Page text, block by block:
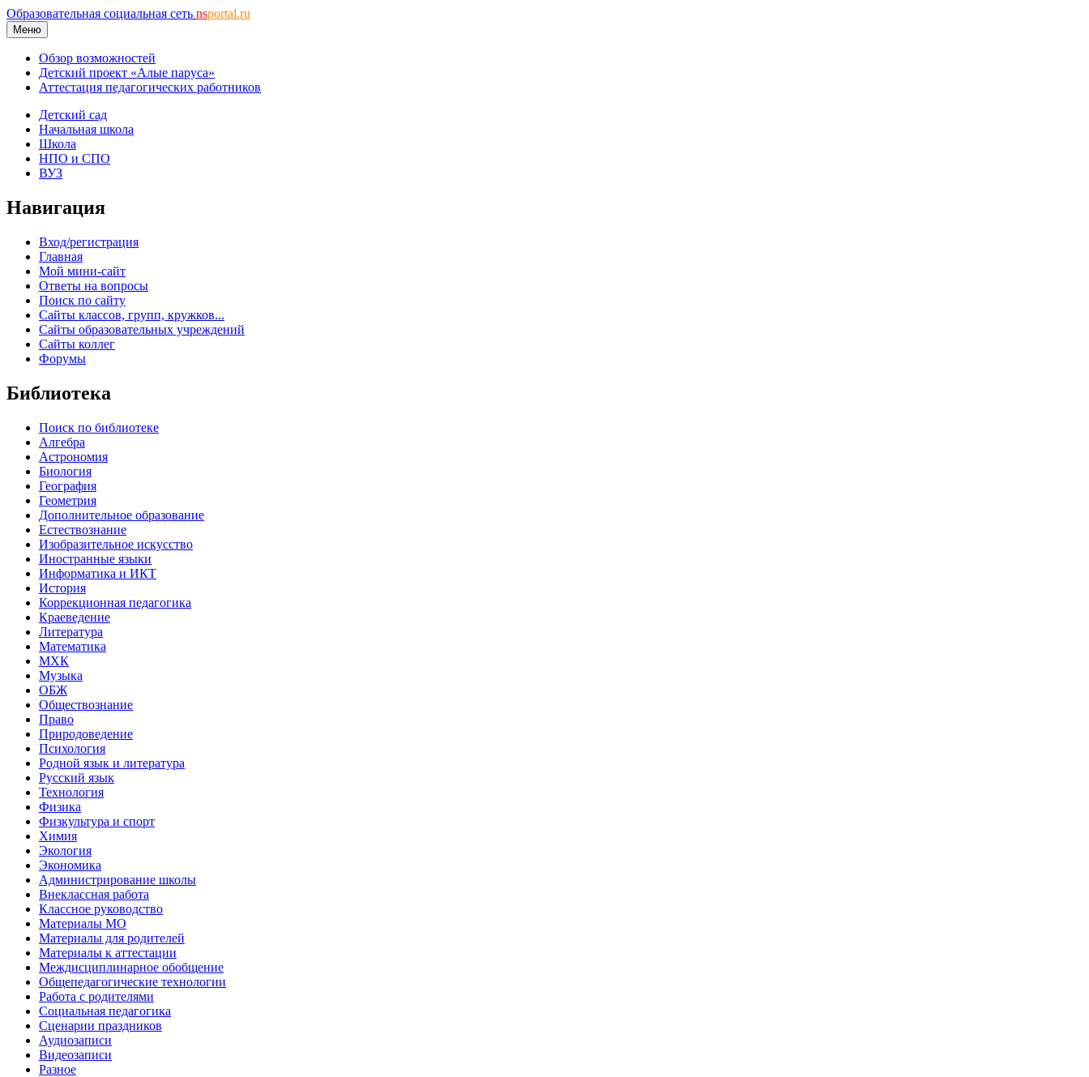
Образовательная социальная сеть nsportal.ru
Меню
Обзор возможностей
Детский проект «Алые паруса»
Аттестация педагогических работников
Детский сад
Начальная школа
Школа
НПО и СПО
ВУЗ
Навигация
Вход/регистрация
Главная
Мой мини-сайт
Ответы на вопросы
Поиск по сайту
Сайты классов, групп, кружков...
Сайты образовательных учреждений
Сайты коллег
Форумы
Библиотека
Поиск по библиотеке
Алгебра
Астрономия
Биология
География
Геометрия
Дополнительное образование
Естествознание
Изобразительное искусство
Иностранные языки
Информатика и ИКТ
История
Коррекционная педагогика
Краеведение
Литература
Математика
МХК
Музыка
ОБЖ
Обществознание
Право
Природоведение
Психология
Родной язык и литература
Русский язык
Технология
Физика
Физкультура и спорт
Химия
Экология
Экономика
Администрирование школы
Внеклассная работа
Классное руководство
Материалы МО
Материалы для родителей
Материалы к аттестации
Междисциплинарное обобщение
Общепедагогические технологии
Работа с родителями
Социальная педагогика
Сценарии праздников
Аудиозаписи
Видеозаписи
Разное